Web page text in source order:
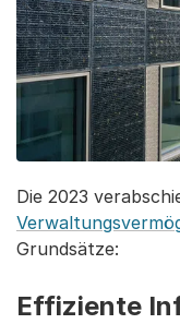
Die 2023
Grundsätze:
Effiziente